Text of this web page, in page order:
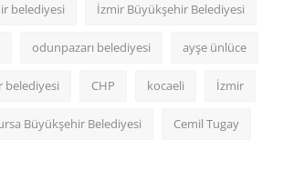
belediyesi İzmir Büyükşehir Belediyesi
odunpazarı belediyesi ayşe ünlüce
belediyesi CHP kocaeli İzmir
Büyükşehir Belediyesi Cemil Tugay